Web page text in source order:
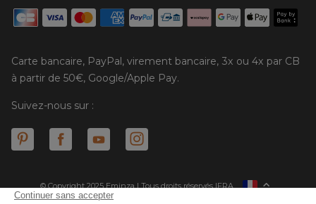
Carte bancaire, PayPal, virement bancaire, 3x ou 4x par CB
à partir de 50€, Google/Apple Pay.
Suivez-nous sur :
© Copyright 2025 Eminza | Tous droits réservés |
ESPAÑAFRA